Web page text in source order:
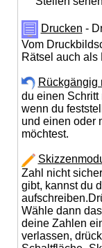
Drucken -
Vom
Rätsel auch als
Rückgängig
du einen Schritt
wenn du
und einen oder
möchtest.
Zahl nicht
gibt, kannst du
Wähle dann
deine Zahlen
verlassen,